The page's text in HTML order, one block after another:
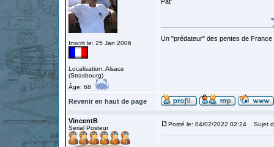
Inscrit le: 25 Jan 2006
Localisation: Alsace
(Strasbourg)
Âge: 68
Un "prédateur" des pentes de
Revenir en haut de page
VincentB
Serial Posteur
Posté le: 04/02/2022 02:24 Sujet